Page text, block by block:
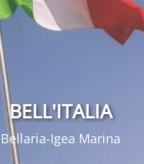
BELL'ITALIA
Bellaria-Igea Marina